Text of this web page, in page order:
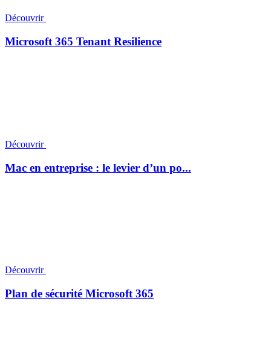
Découvrir
Microsoft 365 Tenant Resilience
Découvrir
Mac en entreprise : le levier d’un po...
Découvrir
Plan de sécurité Microsoft 365